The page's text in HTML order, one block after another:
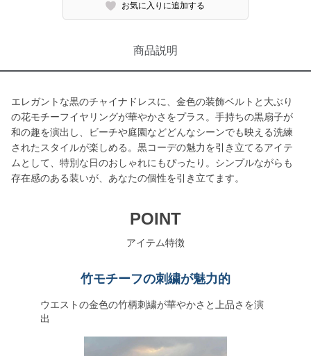
お気に入りに追加する
商品説明
エレガントな黒のチャイナドレスに、金色の装飾ベルトと大ぶり
の花モチーフイヤリングが華やかさをプラス。手持ちの黒扇子が
和の趣を演出し、ビーチや庭園などどんなシーンでも映える洗練
されたスタイルが楽しめる。黒コーデの魅力を引き立てるアイテ
ムとして、特別な日のおしゃれにもぴったり。シンプルながらも
存在感のある装いが、あなたの個性を引き立てます。
POINT
アイテム特徴
竹モチーフの刺繍が魅力的
ウエストの金色の竹柄刺繍が華やかさと上品さを演
出